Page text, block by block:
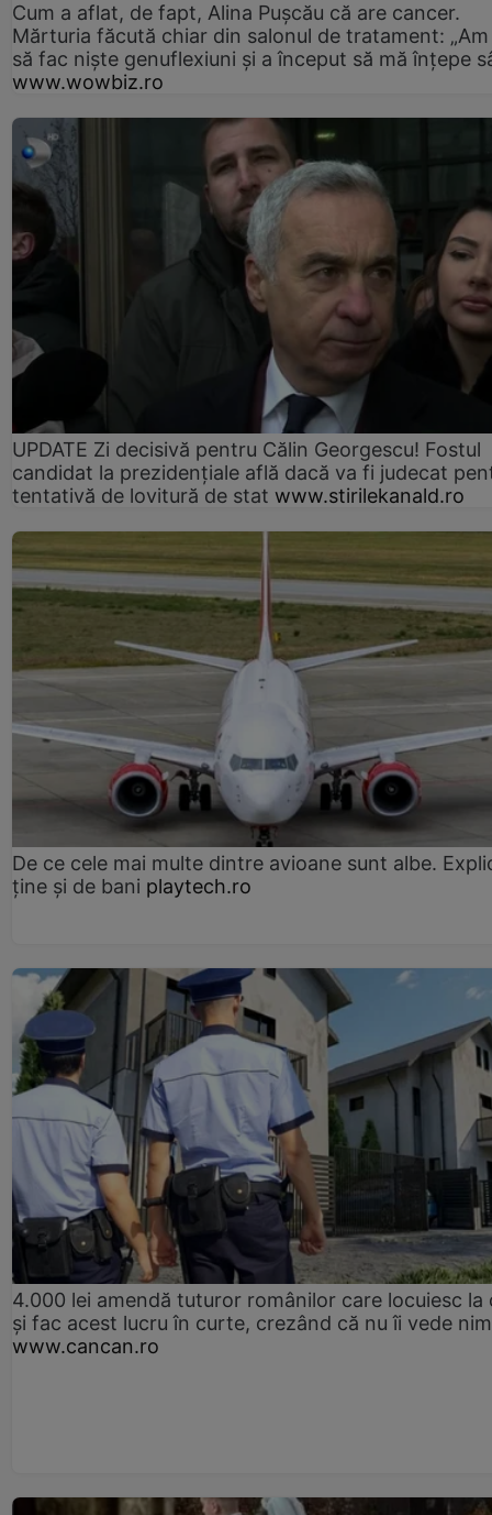
Cum a aflat, de fapt, Alina Pușcău că are cancer.
Mărturia făcută chiar din salonul de tratament:
să fac niște genuflexiuni și a început să mă înțepe
www.wowbiz.ro
UPDATE Zi decisivă pentru Călin Georgescu! Fostul
candidat la prezidențiale află dacă va fi judecat
tentativă de lovitură de stat www.stirilekanald.ro
De ce cele mai multe dintre avioane sunt albe.
ține și de bani playtech.ro
4.000 lei amendă tuturor românilor care locuiesc la
și fac acest lucru în curte, crezând că nu îi vede
www.cancan.ro